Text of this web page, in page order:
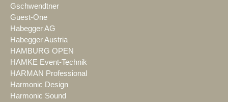
Gschwendtner
Guest-One
Habegger AG
Habegger Austria
HAMBURG OPEN
HAMKE Event-Technik
HARMAN Professional
Harmonic Design
Harmonic Sound